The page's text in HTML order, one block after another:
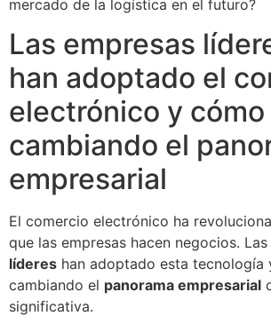
mercado de la logística en el futuro?
Las empresas
han adoptado el
electrónico y
cambiando el
empresarial
El comercio electrónico ha
que las empresas hacen negocios. Las
líderes han adoptado esta tecnología
cambiando el panorama empresarial
significativa.